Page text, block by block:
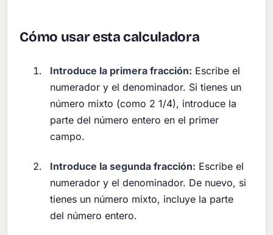
Cómo usar esta calculadora
Introduce la primera fracción: Escribe el
numerador y el denominador. Si tienes un
número mixto (como 2 1/4), introduce la
parte del número entero en el primer
campo.
Introduce la segunda fracción: Escribe el
numerador y el denominador. De nuevo, si
tienes un número mixto, incluye la parte
del número entero.